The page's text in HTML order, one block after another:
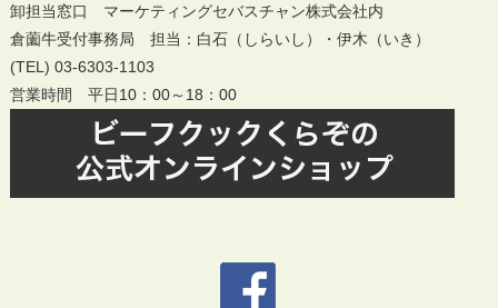
卸担当窓口 マーケティングセバスチャン株式会社内
倉薗牛受付事務局 担当：白石（しらいし）・伊木（いき）
(TEL) 03-6303-1103
営業時間 平日10：00～18：00